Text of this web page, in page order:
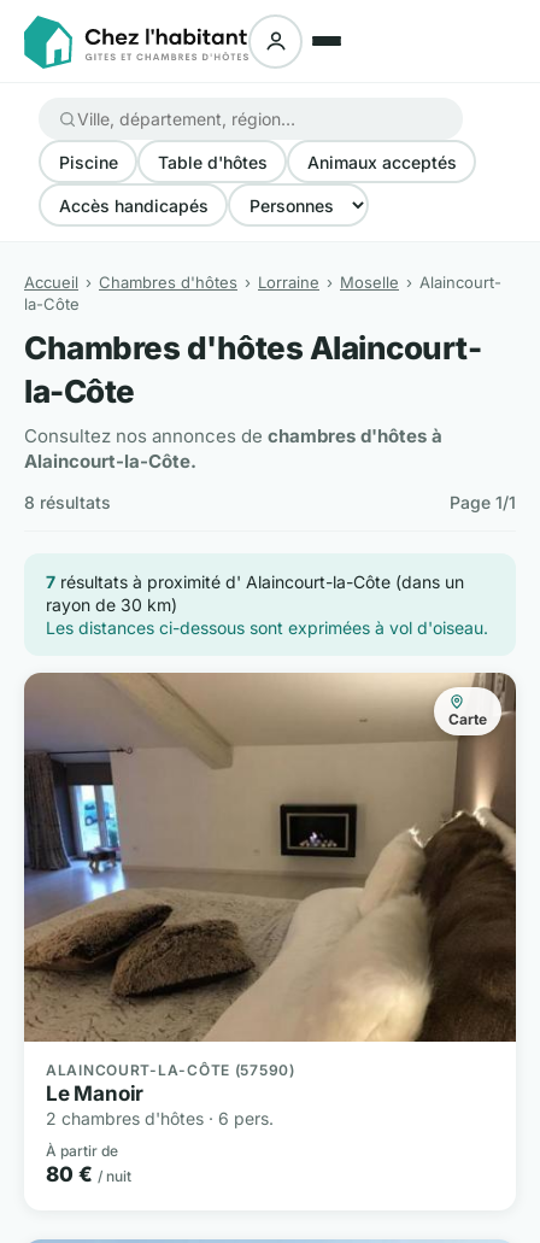
Piscine Table d'hôtes Animaux acceptés
Accès handicapés
Accueil Chambres d'hôtes Lorraine Moselle
Alaincourt-
la-Côte
Chambres d'hôtes Alaincourt-
la-Côte
Consultez nos annonces de chambres d'hôtes à
Alaincourt-la-Côte.
8 résultats Page 1/1
7 résultats à proximité d' Alaincourt-la-Côte (dans un
rayon de 30 km)
Les distances ci-dessous sont exprimées à vol d'oiseau.
Carte
ALAINCOURT-LA-CÔTE (57590)
Le Manoir
2 chambres d'hôtes · 6 pers.
À partir de
80 € / nuit